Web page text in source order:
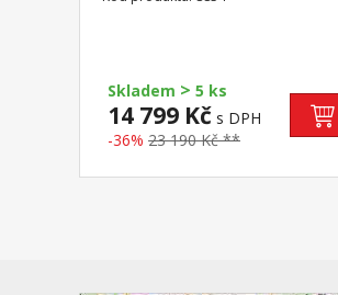
ve střední části 1 police a v pravé
Skladem > 5 ks
14 799 Kč s DPH
-36% 23 190 Kč **